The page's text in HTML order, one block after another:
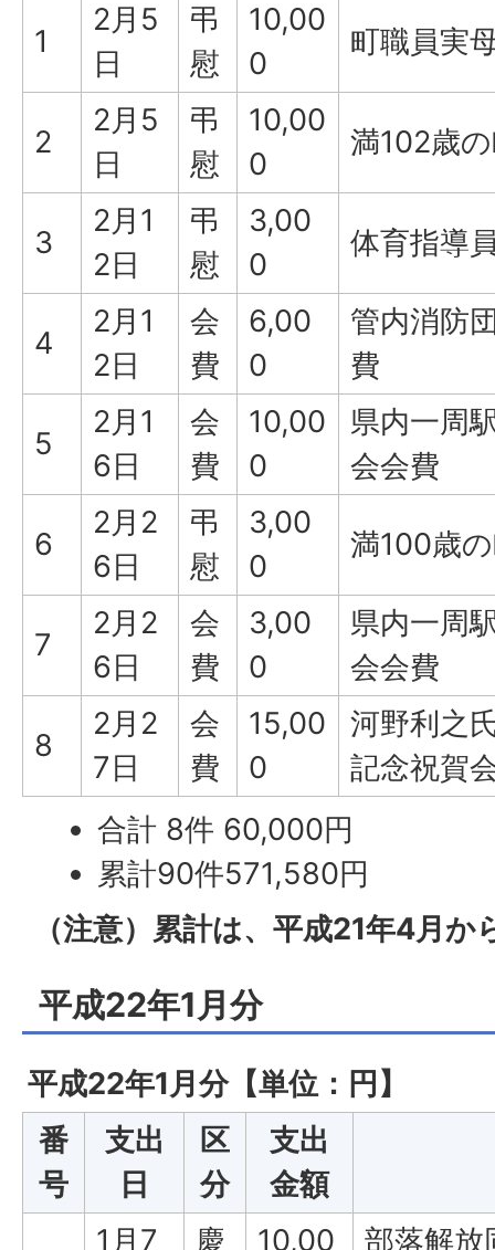
1
2月5
日
弔
慰
10,00
0
町職員実
2
2月5
日
弔
慰
10,00
0
満102歳
3
2月1
2日
弔
慰
3,00
0
体育指導
4
2月1
2日
会
費
6,00
0
管内消防
費
5
2月1
6日
会
費
10,00
0
県内一周
会会費
6
2月2
6日
弔
慰
3,00
0
満100歳
7
2月2
6日
会
費
3,00
0
県内一周
会会費
8
2月2
7日
会
費
15,00
0
河野利之
記念祝賀
合計 8件 60,000円
累計90件571,580円
（注意）累計は、平成21年4月
平成22年1月分
平成22年1月分【単位：円】
番
号
支出
日
区
分
支出
金額
1月7 慶 10,00 部落解放